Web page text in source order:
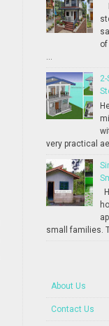
...
very practical
small families.
About Us
Contact Us